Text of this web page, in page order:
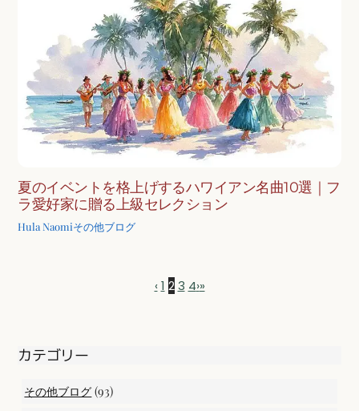
夏のイベントを格上げするハワイアン名曲10選｜フ
ラ愛好家に贈る上級セレクション
Hula Naomiその他ブログ
‹ 1 2 3 4›»
カテゴリー
その他ブログ (93)